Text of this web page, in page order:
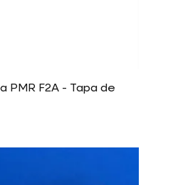
PMR F2A - Tapa de